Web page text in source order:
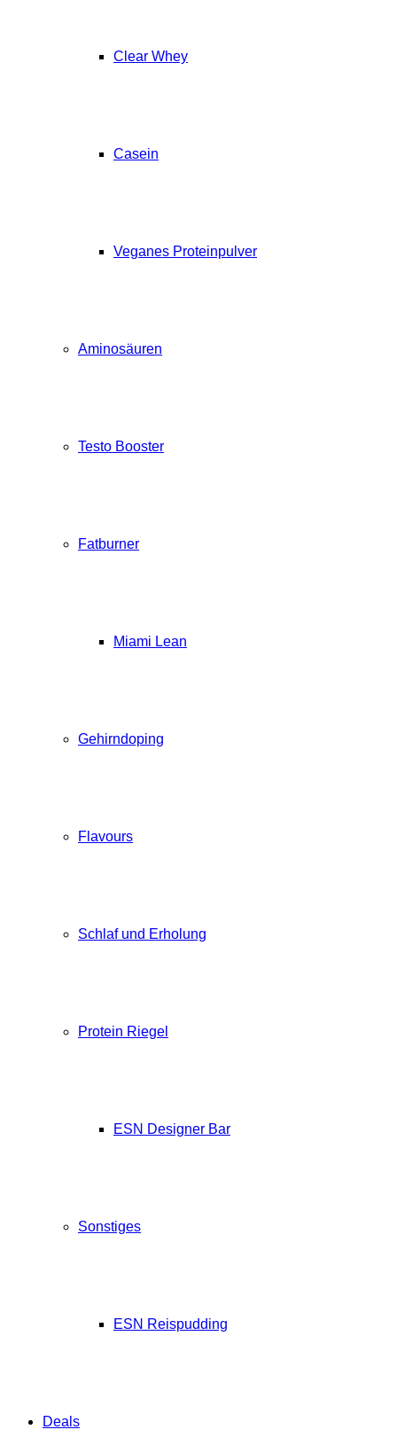
Clear Whey
Casein
Veganes Proteinpulver
Aminosäuren
Testo Booster
Fatburner
Miami Lean
Gehirndoping
Flavours
Schlaf und Erholung
Protein Riegel
ESN Designer Bar
Sonstiges
ESN Reispudding
Deals